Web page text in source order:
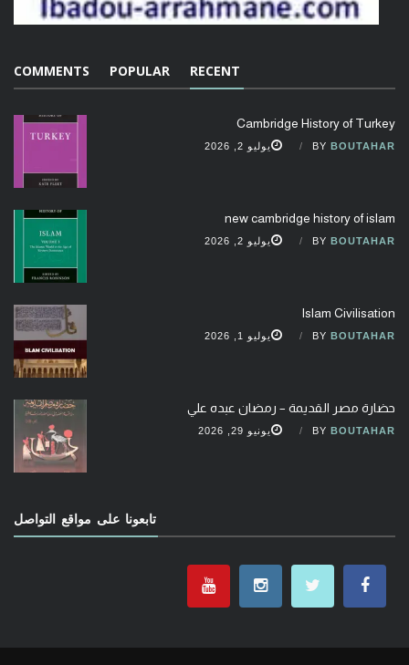
RECENT
POPULAR
COMMENTS
Cambridge History of Turkey
BY BOUTAHAR يوليو 2, 2026
new cambridge history of islam
BY BOUTAHAR يوليو 2, 2026
Islam Civilisation
BY BOUTAHAR يوليو 1, 2026
حضارة مصر القديمة – رمضان عبده علي
BY BOUTAHAR يونيو 29, 2026
تابعونا على مواقع التواصل